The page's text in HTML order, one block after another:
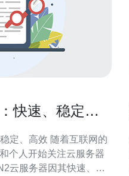
快速、稳定、
随着互联网的
个人开始关注云服务器
云服务器因其快速、稳